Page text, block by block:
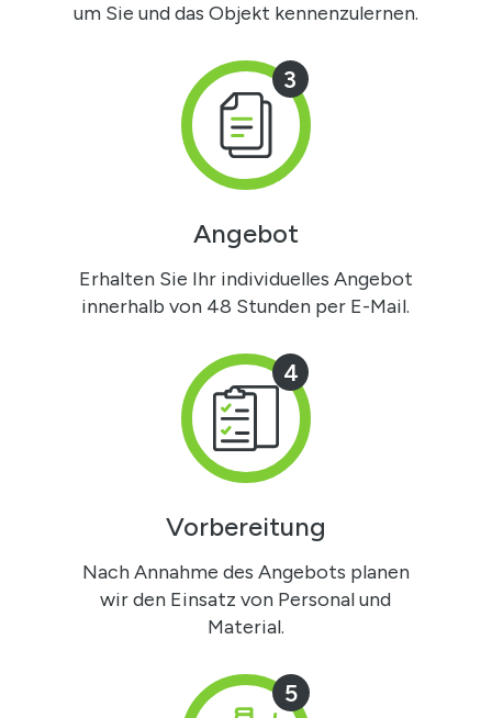
um Sie und das Objekt kennenzulernen.
3
Angebot
Erhalten Sie Ihr individuelles Angebot
innerhalb von 48 Stunden per E-Mail.
4
Vorbereitung
Nach Annahme des Angebots planen
wir den Einsatz von Personal und
Material.
5